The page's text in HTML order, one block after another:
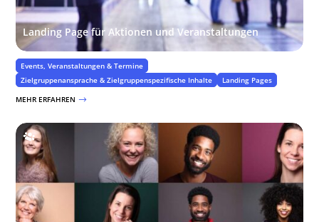
Landing Page für Aktionen und Veranstaltungen
Events, Veranstaltungen & Termine
Zielgruppenansprache & Zielgruppenspezifische Inhalte
Landing Pages
MEHR ERFAHREN $